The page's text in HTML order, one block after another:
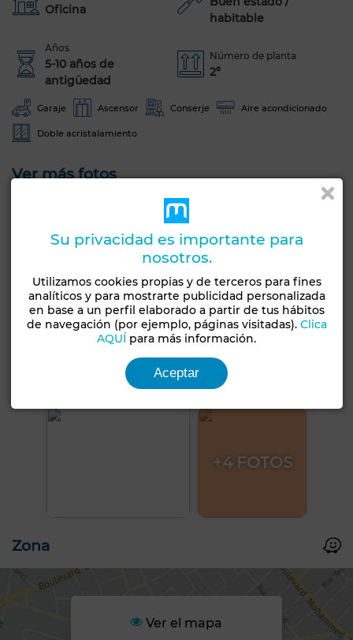
Oficina
habitable
Años
5-10 años de
antigüedad
Número de planta
2º
Garaje Ascensor Conserje Aire acondicionado
Doble acristalamiento
Ver más fotos
+4 FOTOS
Zona
Ver el mapa
Su privacidad es importante para
nosotros.
Utilizamos cookies propias y de terceros para fines
analíticos y para mostrarte publicidad personalizada
en base a un perfil elaborado a partir de tus hábitos
de navegación (por ejemplo, páginas visitadas). Clica
AQUÍ para más información.
Aceptar